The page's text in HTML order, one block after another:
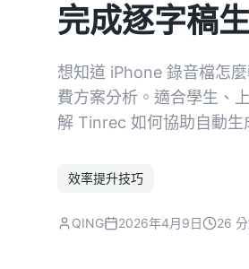
完成逐字稿
想知道 iPhone 錄音檔怎
費方案分析。適合學生、
解 Tinrec 如何協助自動生
效率提升技巧
QING 2026年4月9日 26